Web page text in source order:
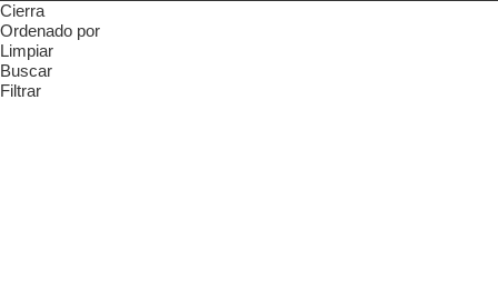
Cierra
Ordenado por
Limpiar
Buscar
Filtrar